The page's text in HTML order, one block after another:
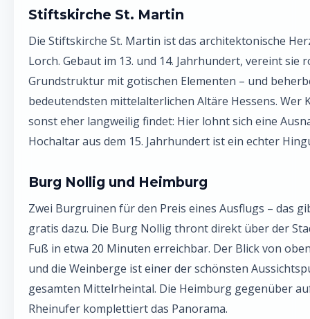
Stiftskirche St. Martin
Die Stiftskirche St. Martin ist das architektonische
Lorch. Gebaut im 13. und 14. Jahrhundert, vereint sie
Grundstruktur mit gotischen Elementen – und
bedeutendsten mittelalterlichen Altäre Hessens. Wer
sonst eher langweilig findet: Hier lohnt sich eine
Hochaltar aus dem 15. Jahrhundert ist ein echter
Burg Nollig und Heimburg
Zwei Burgruinen für den Preis eines Ausflugs – das
gratis dazu. Die Burg Nollig thront direkt über der
Fuß in etwa 20 Minuten erreichbar. Der Blick von
und die Weinberge ist einer der schönsten
gesamten Mittelrheintal. Die Heimburg gegenüber
Rheinufer komplettiert das Panorama.